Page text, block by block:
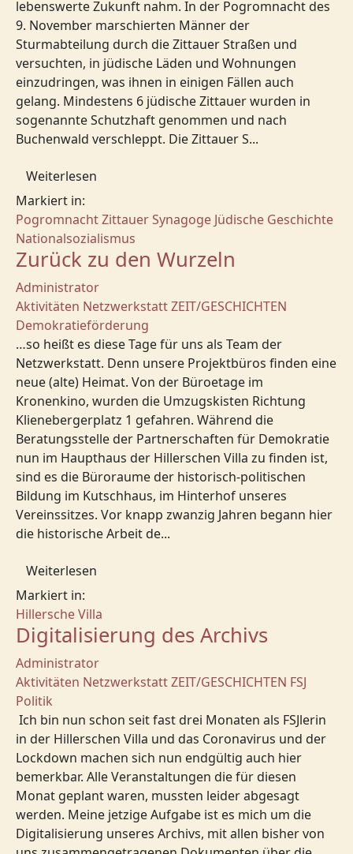
lebenswerte Zukunft nahm. In der Pogromnacht des
9. November marschierten Männer der
Sturmabteilung durch die Zittauer Straßen und
versuchten, in jüdische Läden und Wohnungen
einzudringen, was ihnen in einigen Fällen auch
gelang. Mindestens 6 jüdische Zittauer wurden in
sogenannte Schutzhaft genommen und nach
Buchenwald verschleppt. Die Zittauer S...
Weiterlesen
Markiert in:
PogromnachtZittauer Synagoge Jüdische Geschichte
Nationalsozialismus
Zurück zu den Wurzeln
Administrator
Aktivitäten NetzwerkstattZEIT/GESCHICHTEN
Demokratieförderung
…so heißt es diese Tage für uns als Team der
Netzwerkstatt. Denn unsere Projektbüros finden eine
neue (alte) Heimat. Von der Büroetage im
Kronenkino, wurden die Umzugskisten Richtung
Klienebergerplatz 1 gefahren. Während die
Beratungsstelle der Partnerschaften für Demokratie
nun im Haupthaus der Hillerschen Villa zu finden ist,
sind es die Büroraume der historisch-politischen
Bildung im Kutschhaus, im Hinterhof unseres
Vereinssitzes. Vor knapp zwanzig Jahren begann hier
die historische Arbeit de...
Weiterlesen
Markiert in:
Hillersche Villa
Digitalisierung des Archivs
Administrator
Aktivitäten NetzwerkstattZEIT/GESCHICHTEN FSJ
Politik
Ich bin nun schon seit fast drei Monaten als FSJlerin
in der Hillerschen Villa und das Coronavirus und der
Lockdown machen sich nun endgültig auch hier
bemerkbar. Alle Veranstaltungen die für diesen
Monat geplant waren, mussten leider abgesagt
werden. Meine jetzige Aufgabe ist es mich um die
Digitalisierung unseres Archivs, mit allen bisher von